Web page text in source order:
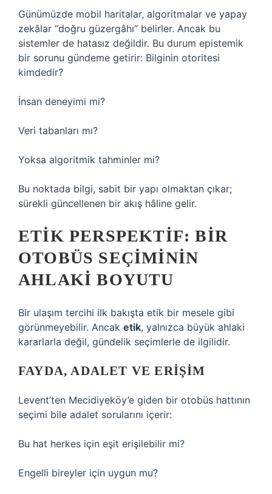
Günümüzde mobil haritalar, algoritmalar ve yapay
zekâlar “doğru güzergâhı” belirler. Ancak bu
sistemler de hatasız değildir. Bu durum epistemik
bir sorunu gündeme getirir: Bilginin otoritesi
kimdedir?
İnsan deneyimi mi?
Veri tabanları mı?
Yoksa algoritmik tahminler mi?
Bu noktada bilgi, sabit bir yapı olmaktan çıkar;
sürekli güncellenen bir akış hâline gelir.
ETIK PERSPEKTIF: BIR
OTOBÜS SEÇIMININ
AHLAKI BOYUTU
Bir ulaşım tercihi ilk bakışta etik bir mesele gibi
görünmeyebilir. Ancak etik, yalnızca büyük ahlaki
kararlarla değil, gündelik seçimlerle de ilgilidir.
FAYDA, ADALET VE ERIŞIM
Levent’ten Mecidiyeköy’e giden bir otobüs hattının
seçimi bile adalet sorularını içerir:
Bu hat herkes için eşit erişilebilir mi?
Engelli bireyler için uygun mu?